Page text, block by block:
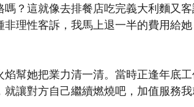
？這就像去排餐店吃完義大利麵又
理性客訴，我馬上退一半的費用給
幫她把業力清一清。當時正逢年底
讓對方自己繼續燃燒吧，加值服務我